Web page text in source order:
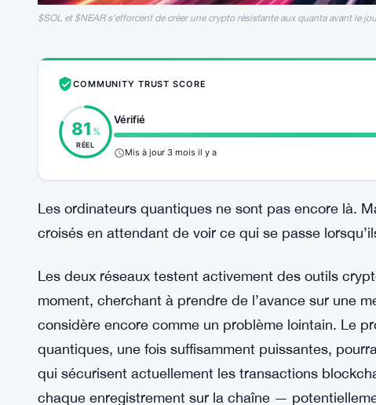
$SOL et $NEAR s'efforcent de créer une crypto résistante aux quanta avant le
COMMUNITY TRUST SCORE
81 %
RÉEL
Vérifié
Mis à jour 3 mois il y a
Les ordinateurs quantiques ne sont pas encore là.
croisés en attendant de voir ce qui se passe
Les deux réseaux testent activement des outils
moment, cherchant à prendre de l’avance sur une
considère encore comme un problème lointain. Le
quantiques, une fois suffisamment puissantes,
qui sécurisent actuellement les transactions
chaque enregistrement sur la chaîne —